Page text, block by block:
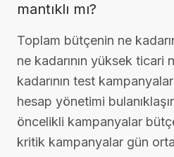
mantıklı mı?
Toplam bütçenin ne
ne kadarının yüksek ticari
kadarının test
hesap yönetimi
öncelikli kampanyalar
kritik kampanyalar gün